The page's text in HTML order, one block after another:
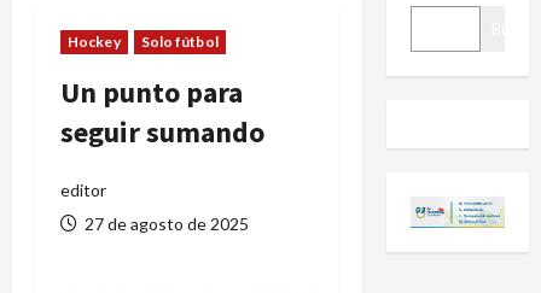
Hockey Solo fútbol
Un punto para
seguir sumando
editor
27 de agosto de 2025